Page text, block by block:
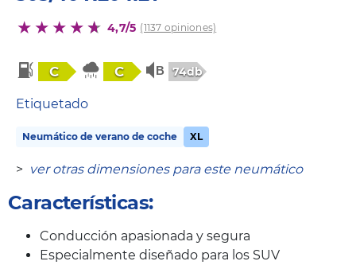
4,7/5 (1137 opiniones)
C C 74db
Etiquetado
Neumático de verano de coche XL
> ver otras dimensiones para este neumático
Características:
Conducción apasionada y segura
Especialmente diseñado para los SUV